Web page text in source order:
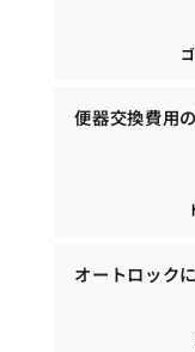
便器交換費用
オートロック